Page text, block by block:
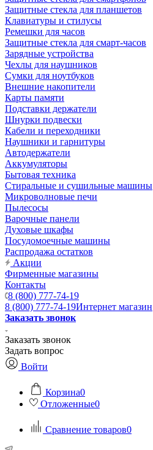
Защитные стекла для планшетов
Клавиатуры и стилусы
Ремешки для часов
Защитные стекла для смарт-часов
Зарядные устройства
Чехлы для наушников
Сумки для ноутбуков
Внешние накопители
Карты памяти
Подставки держатели
Шнурки подвески
Кабели и переходники
Наушники и гарнитуры
Автодержатели
Аккумуляторы
Бытовая техника
Стиральные и сушильные машины
Микроволновые печи
Пылесосы
Варочные панели
Духовые шкафы
Посудомоечные машины
Распродажа остатков
Акции
Фирменные магазины
Контакты
8 (800) 777-74-19
8 (800) 777-74-19Интернет магазин
Заказать звонок
Заказать звонок
Задать вопрос
Войти
Корзина0
Отложенные0
Сравнение товаров0